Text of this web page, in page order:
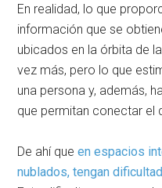
En realidad, lo que
información que se
ubicados en la órbita de
vez más, pero lo que
una persona y, además,
que permitan conectar el
De ahí queen espacios
nublados, tengan